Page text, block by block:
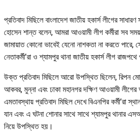
প্রতিবাদ মিছিলে বাংলাদেশ জাতীয় হকার্স লীগের
হোসেন শান্ত বলেন, আমরা আওয়ামী লীগ কর্মীরা সব
জামায়াত কোনো ভাবেই যেনো নাশকতা না করতে পারে,
নেতাকর্মী’রা ও শ্যামপুর থানা জাতীয় হকার্স লীগ
উক্ত প্রতিবাদ মিছিলে আরো উপস্থিত ছিলেন, রিপন
আকবর, মুন্না এবং ঢাকা মহানগর দক্ষিণ আওয়ামী লীগের
এমতাবস্থায় প্রতিবাদ মিছিল দেখে বিএনপির কর্মী’রা
যান এবং এ ঘটনা শোনার সাথে সাথে শ্যামপুর থানার
নিয়ে উপস্থিত হয়।